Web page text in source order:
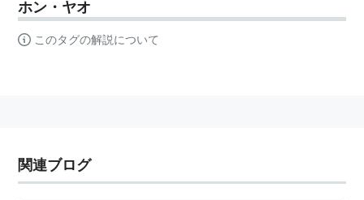
ホン・ヤオ
このタグの解説について
関連ブログ